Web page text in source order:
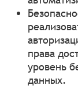
права
уровень
данных.